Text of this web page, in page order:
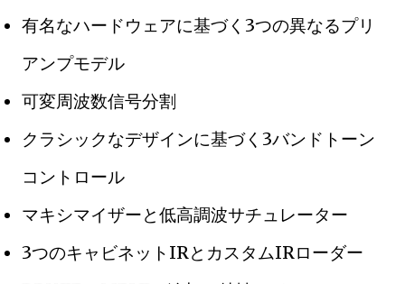
有名なハードウェアに基づく3つの異なるプリ
アンプモデル
可変周波数信号分割
クラシックなデザインに基づく3バンドトーン
コントロール
マキシマイザーと低高調波サチュレーター
3つのキャビネットIRとカスタムIRローダー